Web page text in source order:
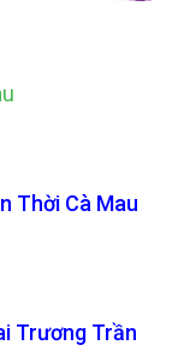
Thời Cà Mau
Trương Trần